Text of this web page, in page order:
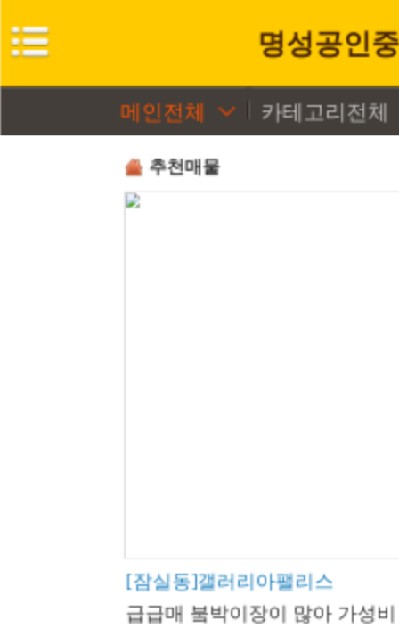
명성공인
메인전체 카테고리전체
추천매물
[잠실동]갤러리아팰리스
급급매 붘박이장이 많아 가성